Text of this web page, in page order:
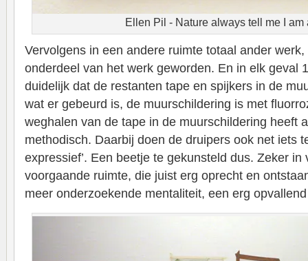
Ellen Pil - Nature always tell me I am
Vervolgens in een andere ruimte totaal ander
onderdeel van het werk geworden. En in elk geval
duidelijk dat de restanten tape en spijkers in de
wat er gebeurd is, de muurschildering is met
weghalen van de tape in de muurschildering heeft
methodisch. Daarbij doen de druipers ook net iets
expressief’. Een beetje te gekunsteld dus. Zeker in
voorgaande ruimte, die juist erg oprecht en
meer onderzoekende mentaliteit, een erg